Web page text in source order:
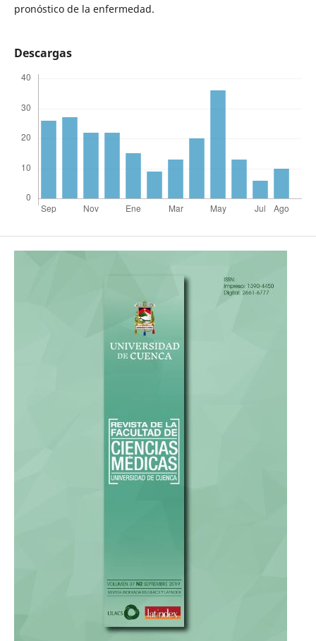
pronóstico de la enfermedad.
Descargas